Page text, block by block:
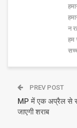
न
हम
PREV POST
MP में एक अप्रैल से
जाएगी शराब